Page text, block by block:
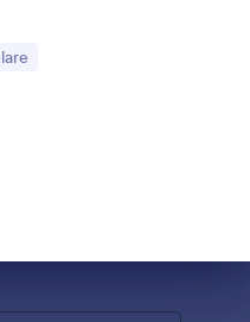
und
Bauherren, damit
werden können.